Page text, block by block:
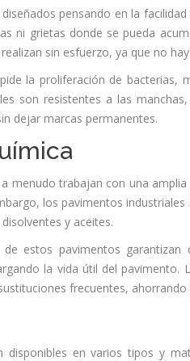
pensando en la
ni grietas donde se pueda
sin esfuerzo, ya que no
la proliferación de
son resistentes a las
dejar marcas permanentes.
menudo trabajan con una
los pavimentos
y aceites.
de estos pavimentos
la vida útil del
frecuentes,
disponibles en varios tipos y